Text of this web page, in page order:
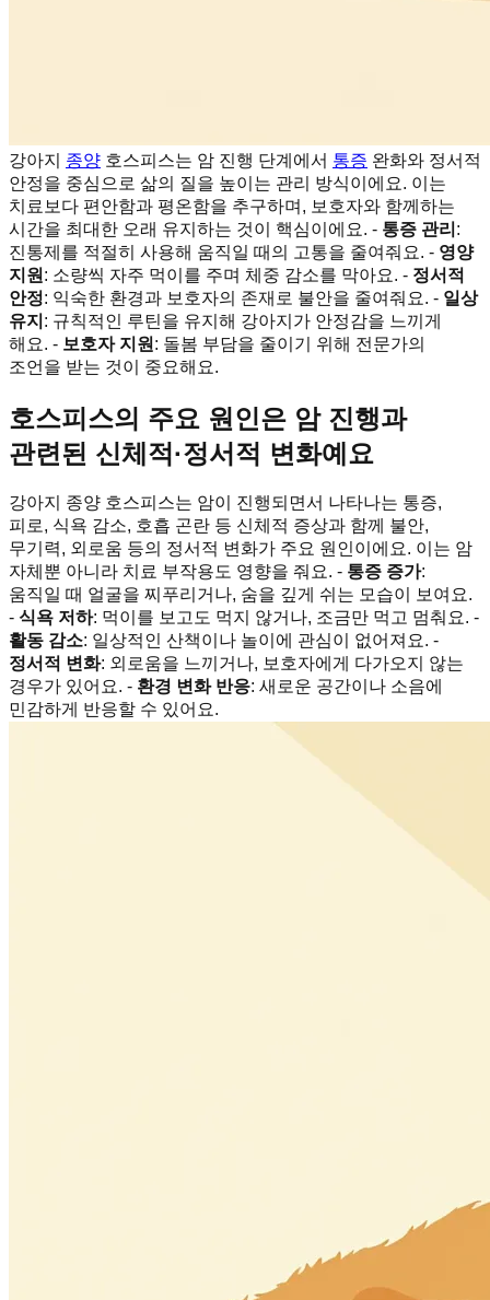
강아지 종양 호스피스는 암 진행 단계에서 통증 완화와 정서적
안정을 중심으로 삶의 질을 높이는 관리 방식이에요. 이는
치료보다 편안함과 평온함을 추구하며, 보호자와 함께하는
시간을 최대한 오래 유지하는 것이 핵심이에요. - 통증 관리 :
진통제를 적절히 사용해 움직일 때의 고통을 줄여줘요. - 영양
지원 : 소량씩 자주 먹이를 주며 체중 감소를 막아요. - 정서적
안정: 익숙한 환경과 보호자의 존재로 불안을 줄여줘요. - 일상
유지 : 규칙적인 루틴을 유지해 강아지가 안정감을 느끼게
해요. - 보호자 지원 : 돌봄 부담을 줄이기 위해 전문가의
조언을 받는 것이 중요해요.
호스피스의 주요 원인은 암 진행과
관련된 신체적·정서적 변화예요
강아지 종양 호스피스는 암이 진행되면서 나타나는 통증,
피로, 식욕 감소, 호흡 곤란 등 신체적 증상과 함께 불안,
무기력, 외로움 등의 정서적 변화가 주요 원인이에요. 이는 암
자체뿐 아니라 치료 부작용도 영향을 줘요. - 통증 증가:
움직일 때 얼굴을 찌푸리거나, 숨을 깊게 쉬는 모습이 보여요.
- 식욕 저하: 먹이를 보고도 먹지 않거나, 조금만 먹고 멈춰요. -
활동 감소: 일상적인 산책이나 놀이에 관심이 없어져요. -
정서적 변화: 외로움을 느끼거나, 보호자에게 다가오지 않는
경우가 있어요. - 환경 변화 반응: 새로운 공간이나 소음에
민감하게 반응할 수 있어요.